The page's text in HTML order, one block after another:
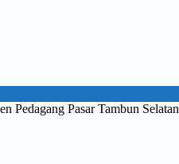
Pedagang Pasar Tambun Selatan